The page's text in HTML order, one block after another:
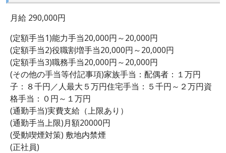
月給 290,000円
(定額手当1)能力手当20,000円～20,000円
(定額手当2)役職割増手当20,000円～20,000円
(定額手当3)職務手当20,000円～20,000円
(その他の手当等付記事項)家族手当：配偶者：１万円
子：８千円／人最大５万円住宅手当：５千円～２万円資
格手当：０円～１万円
(通勤手当)実費支給（上限あり）
(通勤手当上限)月額20000円
(受動喫煙対策) 敷地内禁煙
(正社員)